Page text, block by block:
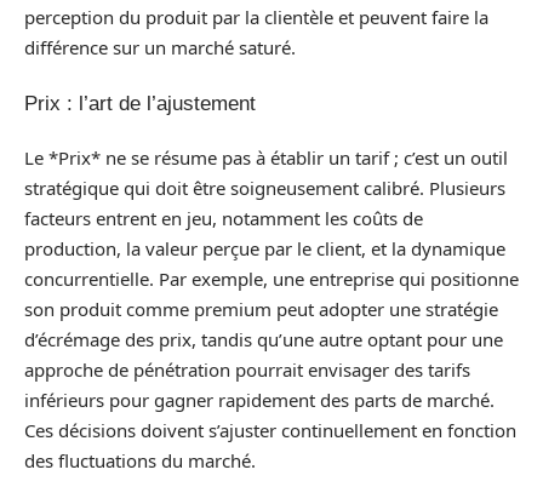
perception du produit par la clientèle et peuvent faire la
différence sur un marché saturé.
Prix : l’art de l’ajustement
Le *Prix* ne se résume pas à établir un tarif ; c’est un outil
stratégique qui doit être soigneusement calibré. Plusieurs
facteurs entrent en jeu, notamment les coûts de
production, la valeur perçue par le client, et la dynamique
concurrentielle. Par exemple, une entreprise qui positionne
son produit comme premium peut adopter une stratégie
d’écrémage des prix, tandis qu’une autre optant pour une
approche de pénétration pourrait envisager des tarifs
inférieurs pour gagner rapidement des parts de marché.
Ces décisions doivent s’ajuster continuellement en fonction
des fluctuations du marché.